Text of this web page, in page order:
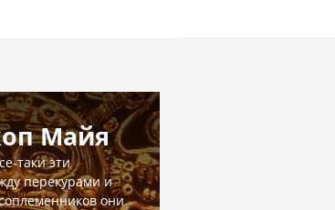
Майя
таки эти
перекурами и
они